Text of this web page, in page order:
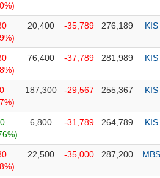
20,400 -35,789 276,189 KIS
76,400 -37,789 281,989 KIS
187,300 -29,567 255,367 KIS
6,800 -31,789 264,789 KIS
22,500 -35,000 287,200 MBS